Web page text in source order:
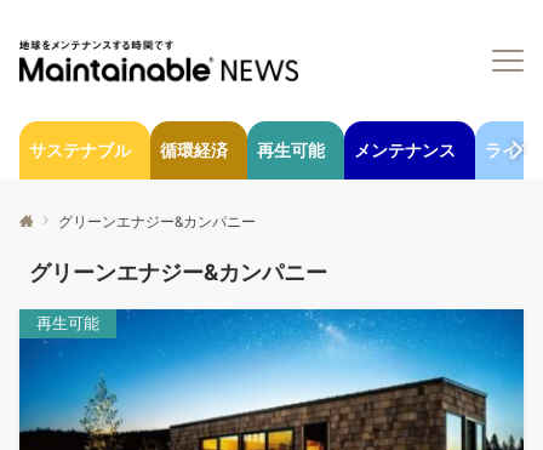
サステナブル 循環経済 再生可能 メンテナンス ライフ
グリーンエナジー&カンパニー
グリーンエナジー&カンパニー
再生可能